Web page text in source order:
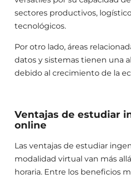
sectores productivos,
tecnológicos.
Por otro lado, áreas
datos y sistemas tienen una
debido al crecimiento de la
Ventajas de estudiar
online
Las ventajas de estudiar
modalidad virtual van más
horaria. Entre los beneficios